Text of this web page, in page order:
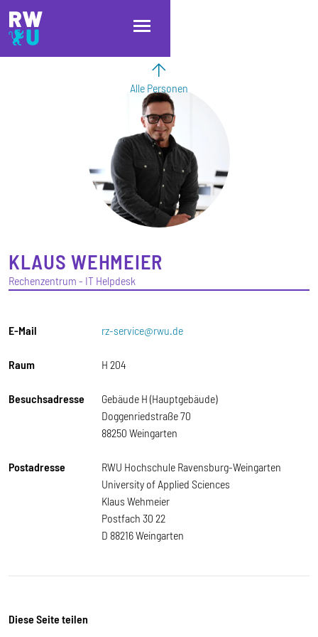
Direkt zum Inhalt
Direkt zur Hauptnavigation
Direkt zum Fußbereich
Alle Personen
KLAUS WEHMEIER
Rechenzentrum - IT Helpdesk
E-Mail rz-service@rwu.de
Raum H 204
Besuchsadresse
Gebäude H (Hauptgebäude)
Doggenriedstraße 70
88250 Weingarten
Postadresse
RWU Hochschule Ravensburg-Weingarten
University of Applied Sciences
Klaus Wehmeier
Postfach 30 22
D 88216 Weingarten
Diese Seite teilen